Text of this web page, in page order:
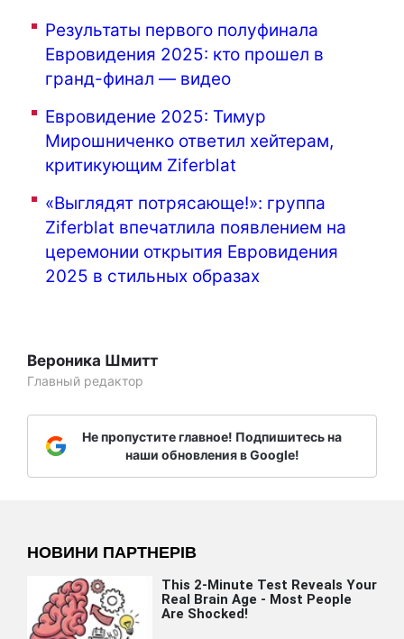
Результаты первого полуфинала
Евровидения 2025: кто прошел в
гранд-финал — видео
Евровидение 2025: Тимур
Мирошниченко ответил хейтерам,
критикующим Ziferblat
«Выглядят потрясающе!»: группа
Ziferblat впечатлила появлением на
церемонии открытия Евровидения
2025 в стильных образах
Вероника Шмитт
Главный редактор
Не пропустите главное! Подпишитесь на
наши обновления в Google!